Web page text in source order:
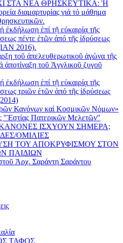
ΣΤΑ ΝΕΑ ΘΡΗΣΚΕΥΤΙΚΑ: Ἡ
διαμαρτυρίας γιά τό μάθημα
ἐκδήλωση ἐπί τῇ εὐκαιρίᾳ τῆς
πέντε ἐτῶν ἀπό τῆς ἱδρύσεως
2016).
τοῦ ἀπελευθερωτικοῦ ἀγώνα τῆς
ἀποτίναξη τοῦ Ἀγγλικοῦ ζυγοῦ
ἐκδήλωση ἐπί τῇ εὐκαιρίᾳ τῆς
τριῶν ἐτῶν ἀπό τῆς ἱδρύσεως
Κανόνων καί Κοσμικῶν Νόμων»
"Ἑστίας Πατερικῶν Μελετῶν"
ΚΑΝΟΝΕΣ ΙΣΧΥΟΥΝ ΣΗΜΕΡΑ;
ΟΜΙΛΙΕΣ
ΤΟΥ ΑΠΟΚΡΥΦΙΣΜΟΥ ΣΤΟΝ
ΠΑΙΔΙΩΝ
Ἀρχ. Σαράντη Σαράντου
ΤΑΦΟΣ